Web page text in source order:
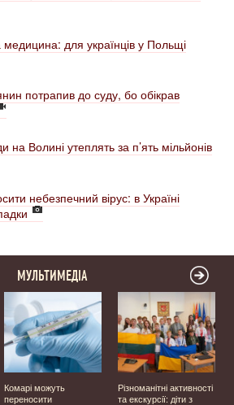
для українців у Польщі
потрапив до суду, бо обікрав
на Волині утеплять за п’ять мільйонів
небезпечний вірус: в Україні
МУЛЬТИМЕДІА
Комарі можуть
переносити
Різноманітні активності
та екскурсії: діти з